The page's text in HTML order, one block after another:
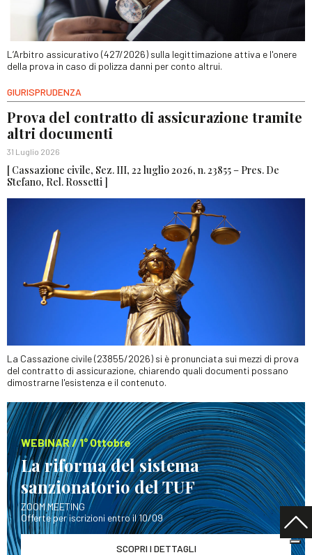
L’Arbitro assicurativo (427/2026) sulla legittimazione attiva e l'onere
della prova in caso di polizza danni per conto altrui.
GIURISPRUDENZA
Prova del contratto di assicurazione tramite
altri documenti
31 Luglio 2026
[ Cassazione civile, Sez. III, 22 luglio 2026, n. 23855 – Pres. De
Stefano, Rel. Rossetti ]
La Cassazione civile (23855/2026) si è pronunciata sui mezzi di prova
del contratto di assicurazione, chiarendo quali documenti possano
dimostrarne l'esistenza e il contenuto.
WEBINAR / 1° Ottobre
La riforma del sistema
sanzionatorio del TUF
ZOOM MEETING
Offerte per iscrizioni entro il 10/09
SCOPRI I DETTAGLI